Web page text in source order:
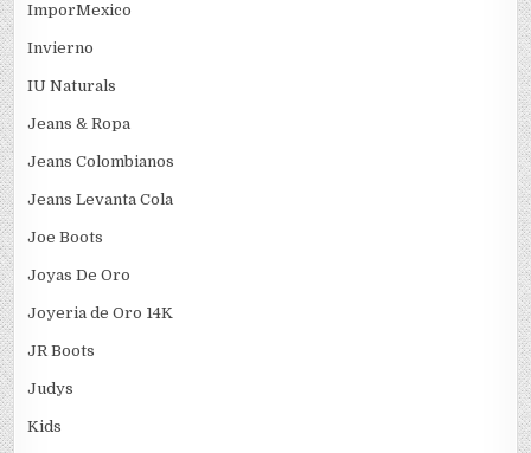
ImporMexico
Invierno
IU Naturals
Jeans & Ropa
Jeans Colombianos
Jeans Levanta Cola
Joe Boots
Joyas De Oro
Joyeria de Oro 14K
JR Boots
Judys
Kids